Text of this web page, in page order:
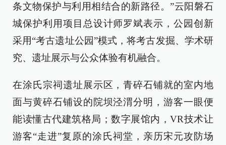
条文物保护与利用相结合的新路径。”云阳磐石
城保护利用项目总设计师罗斌表示，公园创新
采用“考古遗址公园”模式，将考古发掘、学术研
究、遗址展示与公众体验有机融合。
在涂氏宗祠遗址展示区，青碎石铺就的室内地
面与黄碎石铺设的院坝泾渭分明，游客一眼便
能读懂古代建筑格局；数字展馆内，VR技术让
游客“走进”复原的涂氏祠堂，亲历宋元攻防场